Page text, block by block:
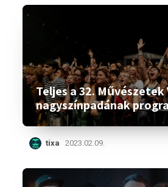
Teljes a 32. Művészetek
nagyszínpadának
tixa 2023.02.09.